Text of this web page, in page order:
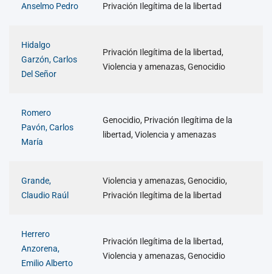
Anselmo Pedro
Privación Ilegítima de la libertad
Hidalgo
Garzón, Carlos
Del Señor
Privación Ilegítima de la libertad,
Violencia y amenazas, Genocidio
Romero
Pavón, Carlos
María
Genocidio, Privación Ilegítima de la
libertad, Violencia y amenazas
Grande,
Claudio Raúl
Violencia y amenazas, Genocidio,
Privación Ilegítima de la libertad
Herrero
Anzorena,
Emilio Alberto
Privación Ilegítima de la libertad,
Violencia y amenazas, Genocidio